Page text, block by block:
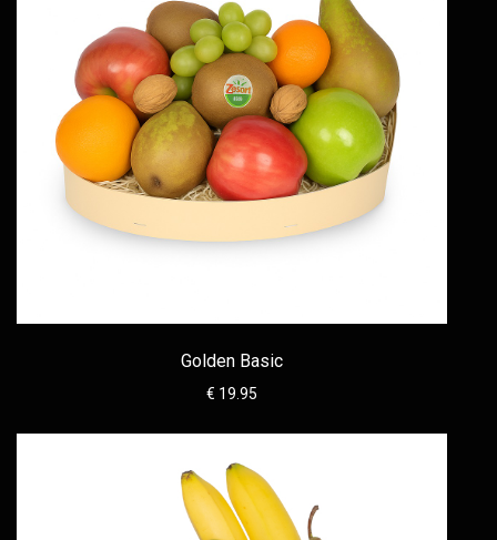
Golden Basic
€ 19.95